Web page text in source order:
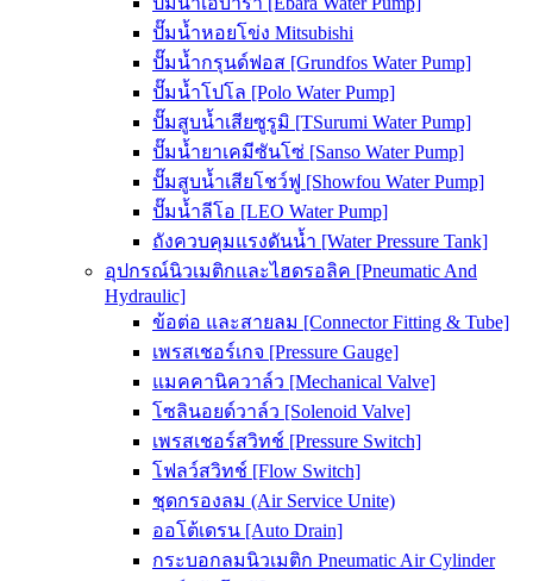
ปั๊มน้ำหอยโข่ง Mitsubishi
ปั๊มน้ำกรุนด์ฟอส [Grundfos Water Pump]
ปั๊มน้ำโปโล [Polo Water Pump]
ปั๊มสูบน้ำเสียซูรูมิ [TSurumi Water Pump]
ปั๊มน้ำยาเคมีซันโซ่ [Sanso Water Pump]
ปั๊มสูบน้ำเสียโชว์ฟู [Showfou Water Pump]
ปั๊มน้ำลีโอ [LEO Water Pump]
ถังควบคุมแรงดันน้ำ [Water Pressure Tank]
อุปกรณ์นิวเมติกและไฮดรอลิค [Pneumatic And
Hydraulic]
ข้อต่อ และสายลม [Connector Fitting & Tube]
เพรสเชอร์เกจ [Pressure Gauge]
แมคคานิควาล์ว [Mechanical Valve]
โซลินอยด์วาล์ว [Solenoid Valve]
เพรสเชอร์สวิทช์ [Pressure Switch]
โฟลว์สวิทช์ [Flow Switch]
ชุดกรองลม (Air Service Unite)
ออโต้เดรน [Auto Drain]
กระบอกลมนิวเมติก Pneumatic Air Cylinder